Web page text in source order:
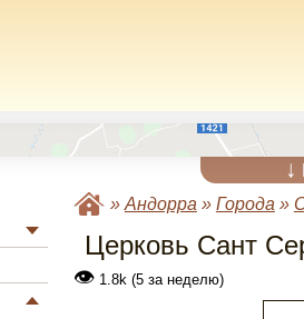
↓
» Андорра » Города »
Церковь Сант
👁1.8k (5 за неделю)